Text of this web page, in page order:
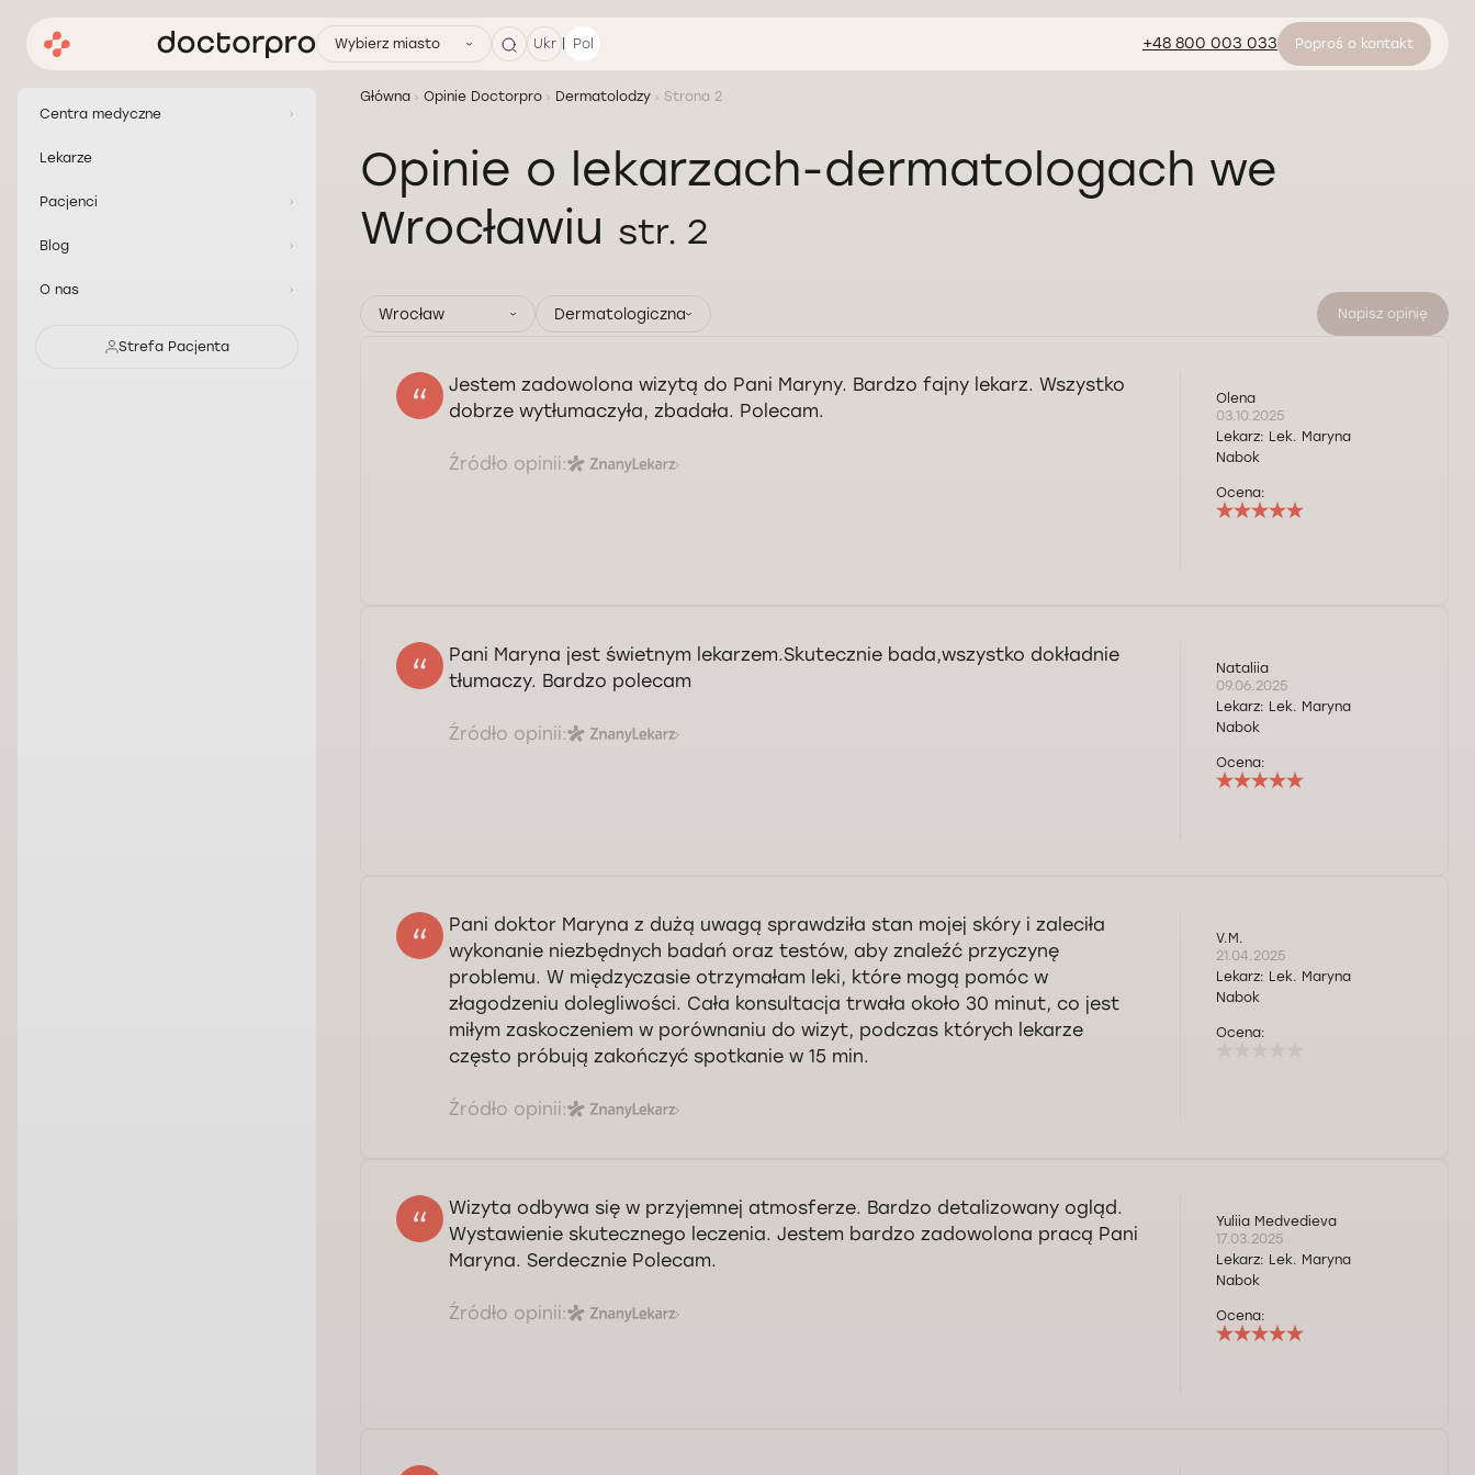
Wybierz miasto Ukr | Pol +48 800 003 033 Poproś o kontakt
Centra medyczne
Lekarze
Pacjenci
Blog
O nas
Strefa Pacjenta
Główna Opinie Doctorpro Dermatolodzy Strona 2
Opinie o lekarzach-dermatologach we
Wrocławiu str. 2
Wrocław Dermatologiczna Napisz opinię
Jestem zadowolona wizytą do Pani Maryny. Bardzo fajny lekarz. Wszystko
dobrze wytłumaczyła, zbadała. Polecam.
Źródło opinii:
Olena
03.10.2025
Lekarz: Lek. Maryna
Nabok
Ocena:
Pani Maryna jest świetnym lekarzem.Skutecznie bada,wszystko dokładnie
tłumaczy. Bardzo polecam
Źródło opinii:
Nataliia
09.06.2025
Lekarz: Lek. Maryna
Nabok
Ocena:
Pani doktor Maryna z dużą uwagą sprawdziła stan mojej skóry i zaleciła
wykonanie niezbędnych badań oraz testów, aby znaleźć przyczynę
problemu. W międzyczasie otrzymałam leki, które mogą pomóc w
złagodzeniu dolegliwości. Cała konsultacja trwała około 30 minut, co jest
miłym zaskoczeniem w porównaniu do wizyt, podczas których lekarze
często próbują zakończyć spotkanie w 15 min.
Źródło opinii:
V.M.
21.04.2025
Lekarz: Lek. Maryna
Nabok
Ocena:
Wizyta odbywa się w przyjemnej atmosferze. Bardzo detalizowany ogląd.
Wystawienie skutecznego leczenia. Jestem bardzo zadowolona pracą Pani
Maryna. Serdecznie Polecam.
Źródło opinii:
Yuliia Medvedieva
17.03.2025
Lekarz: Lek. Maryna
Nabok
Ocena: